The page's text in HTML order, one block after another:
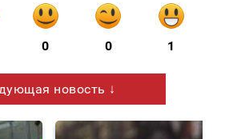
0 0 1
новость ↓